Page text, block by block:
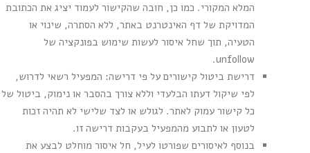
המלא המקורי. כמו כן, חובה שהקישור לעמוד יציג את הכתובת
המדויקת של דף האינטרנט באתר, ללא הסתרה, שינוי או
הטעיה, תוך שחל איסור לעשות שימוש בפונקציה של
unfollow.
דרישת ביטול קישורים על פי דרישה: המפעיל רשאי לדרוש,
לפי שיקול דעתו הבלעדי וללא צורך בהסבר או נימוק, ביטול של
כל קישור עמוק לאתר. לגולש או לצד שלישי לא תהיה זכות
לטעון או לתבוע מהמפעיל בעקבות דרישה זו.
בנוסף לאיסורים שפורטו לעיל, חל איסור מוחלט לבצע את